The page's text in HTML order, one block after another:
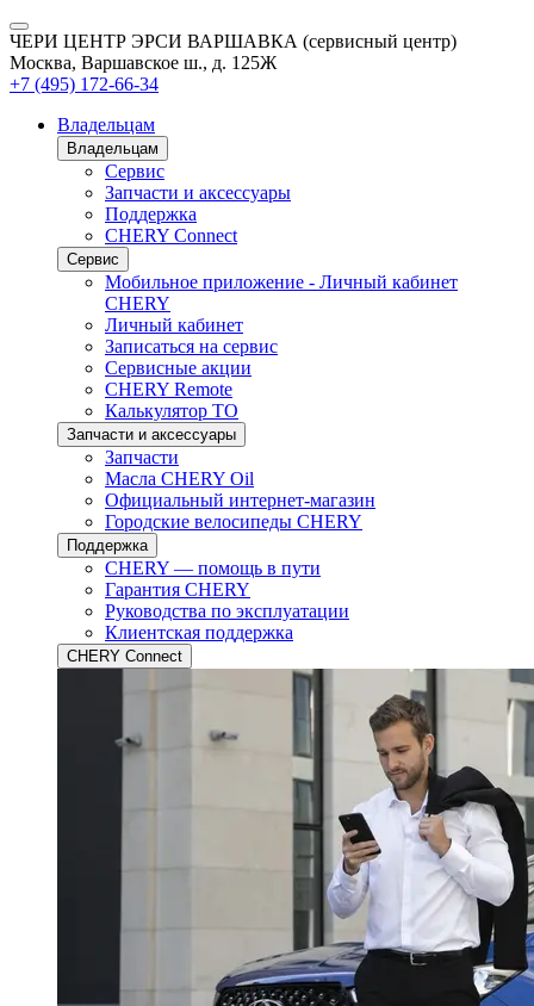
ЧЕРИ ЦЕНТР ЭРСИ ВАРШАВКА (сервисный центр)
Москва, Варшавское ш., д. 125Ж
+7 (495) 172-66-34
Владельцам
Владельцам
Сервис
Запчасти и аксессуары
Поддержка
CHERY Connect
Сервис
Мобильное приложение - Личный кабинет
CHERY
Личный кабинет
Записаться на сервис
Сервисные акции
CHERY Remote
Калькулятор ТО
Запчасти и аксессуары
Запчасти
Масла CHERY Oil
Официальный интернет-магазин
Городские велосипеды CHERY
Поддержка
CHERY — помощь в пути
Гарантия CHERY
Руководства по эксплуатации
Клиентская поддержка
CHERY Connect